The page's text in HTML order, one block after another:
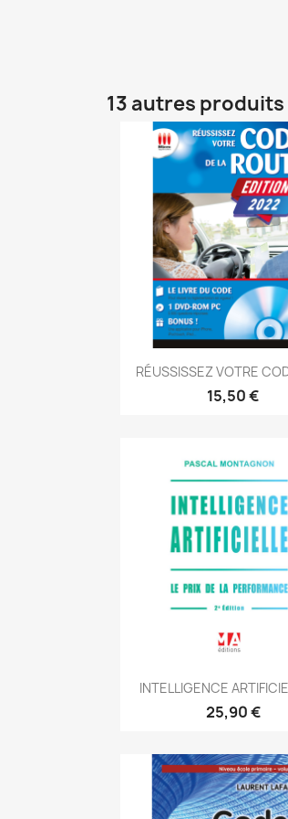
13 autres
Aperçu
RÉUSSISSEZ VOTRE
15,50 €
Aperçu
INTELLIGENCE
25,90 €